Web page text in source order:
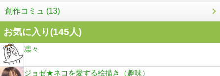
創作コミュ (13)
お気に入り(145人)
凛々
ジョゼ★ネコを愛する絵描き（趣味）